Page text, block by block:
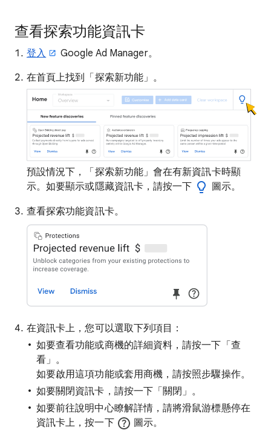
查看探索功能資訊卡
登入
Google Ad Manager。
在首頁上找到「探索新功能」。
預設情況下，「探索新功能」會在有新資訊卡時顯
示。如要顯示或隱藏資訊卡，請按一下
圖示。
查看探索功能資訊卡。
在資訊卡上，您可以選取下列項目：
如要查看功能或商機的詳細資料，請按一下「查
看」 。
如要啟用這項功能或套用商機，請按照步驟操作。
如要關閉資訊卡，請按一下「關閉」 。
如要前往說明中心瞭解詳情，請將滑鼠游標懸停在
資訊卡上，按一下
圖示。